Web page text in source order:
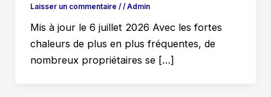
Laisser un commentaire / / Admin
Mis à jour le 6 juillet 2026 Avec les fortes
chaleurs de plus en plus fréquentes, de
nombreux propriétaires se […]